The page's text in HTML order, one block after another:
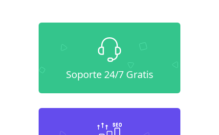
Soporte 24/7 Gratis